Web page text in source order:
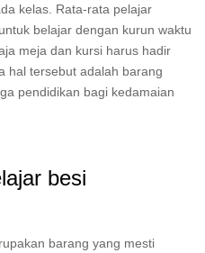
kelas. Rata-rata pelajar
belajar dengan kurun waktu
meja dan kursi harus hadir
hal tersebut adalah barang
pendidikan bagi kedamaian
besi
barang yang mesti